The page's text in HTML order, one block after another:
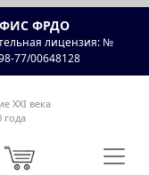
ФИС ФРДО
лицензия: №
77/00648128
XXI века
года